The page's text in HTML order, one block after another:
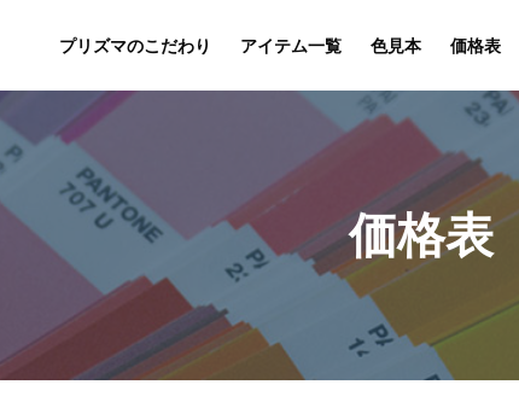
プリズマのこだわり アイテム一覧 色見本 価格表
価格表